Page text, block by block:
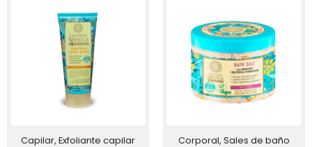
cantidad
Capilar, Exfoliante capilar Corporal, Sales de baño